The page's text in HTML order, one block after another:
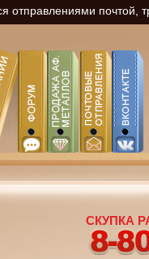
отправлениями почтой,
СКУПКА
8-